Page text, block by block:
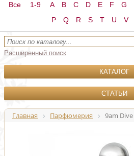
Все 1-9 A B C D E F G
P
Q R S T U V
Расширенный поиск
КАТАЛОГ
СТАТЬИ
Главная Парфюмерия 9am Dive